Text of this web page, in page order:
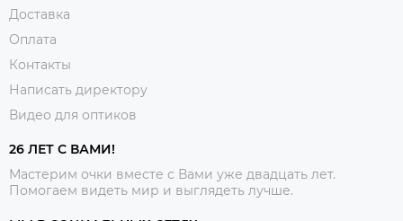
Доставка
Оплата
Контакты
Написать директору
Видео для оптиков
26 ЛЕТ С ВАМИ!
Мастерим очки вместе с Вами уже двадцать лет.
Помогаем видеть мир и выглядеть лучше.